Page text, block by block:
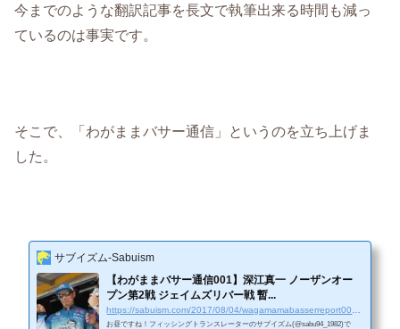
今までのような翻訳記事を長文で執筆出来る時間も減っ
ているのは事実です。
そこで、「わがままバサー通信」というのを立ち上げま
した。
サブイズム-Sabuism
【わがままバサー通信001】深江真一 ノーザンオー
プン第2戦 ジェイムズリバー戦 暫...
お昼ですね！フィッシングトランスレーターのサブイズム(@sabu94_1982)で